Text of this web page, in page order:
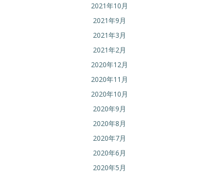
2021年10月
2021年9月
2021年3月
2021年2月
2020年12月
2020年11月
2020年10月
2020年9月
2020年8月
2020年7月
2020年6月
2020年5月